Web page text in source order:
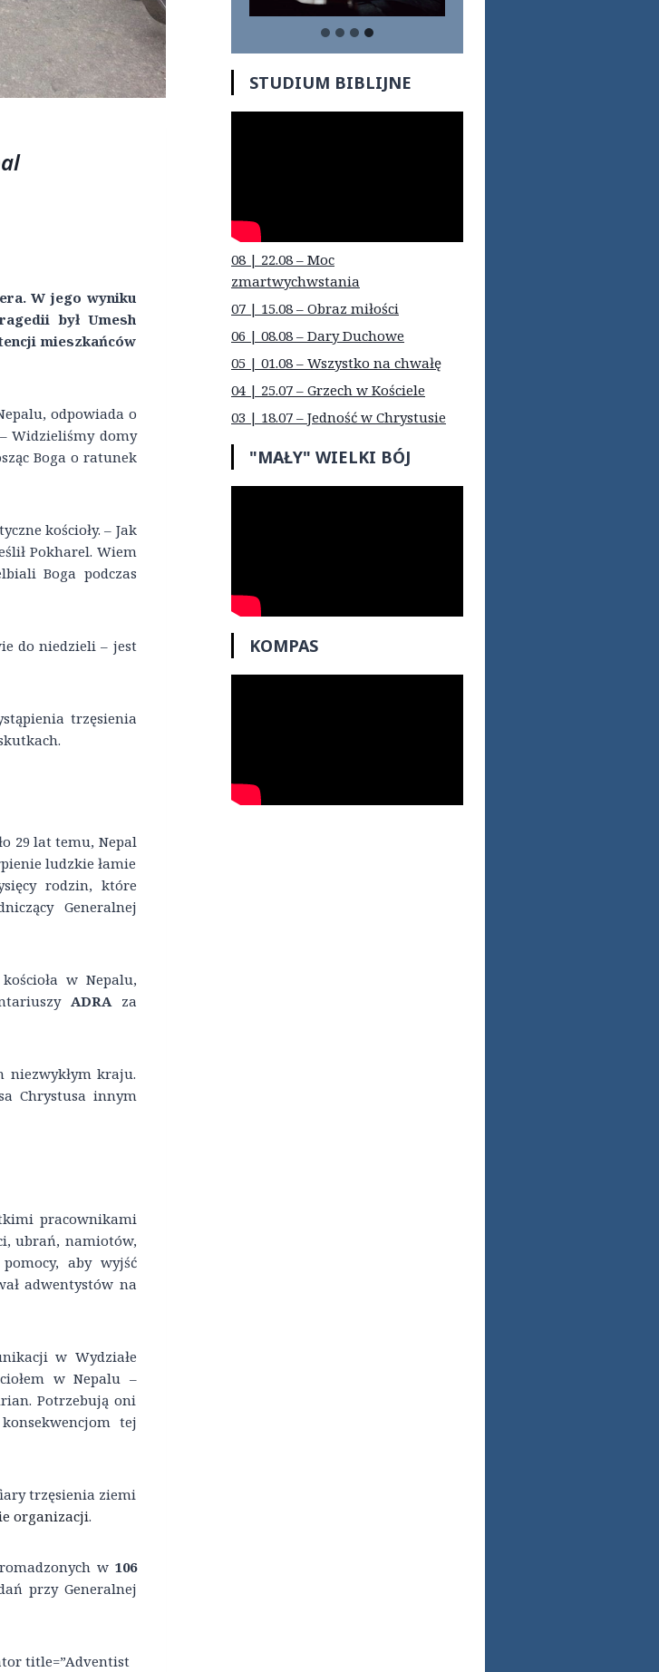
W jego wyniku
był Umesh
mieszkańców
odpowiada o
Widzieliśmy domy
Boga o ratunek
kościoły. – Jak
Pokharel. Wiem
Boga podczas
do niedzieli – jest
trzęsienia
29 lat temu, Nepal
ludzkie łamie
rodzin, które
Generalnej
w Nepalu,
ADRAza
niezwykłym kraju.
Chrystusa innym
pracownikami
ubrań, namiotów,
aby wyjść
adwentystów na
w Wydziałe
w Nepalu –
Potrzebują oni
tej
trzęsienia ziemi
organizacji.
w106
przy Generalnej
title=”Adventist
STUDIUM BIBLIJNE
08 | 22.08 – Moc
zmartwychwstania
07 | 15.08 – Obraz miłości
06 | 08.08 – Dary Duchowe
05 | 01.08 – Wszystko na chwałę
04 | 25.07 – Grzech w Kościele
03 | 18.07 – Jedność w Chrystusie
"MAŁY" WIELKI BÓJ
KOMPAS